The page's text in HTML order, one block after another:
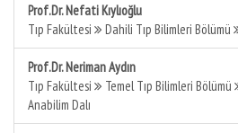
Prof.Dr. Nefati Kıylıoğlu
Tıp Fakültesi
Dahili Tıp Bilimleri Bölümü
Prof.Dr. Neriman Aydın
Tıp Fakültesi
Temel Tıp Bilimleri Bölümü
Anabilim Dalı